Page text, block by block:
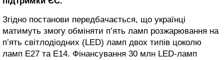
Згідно постанови передбачається, що українці
матимуть змогу обміняти п’ять ламп розжарювання на
п’ять світлодіодних (LED) ламп двох типів цоколю
ламп Е27 та Е14. Фінансування 30 млн LED-ламп